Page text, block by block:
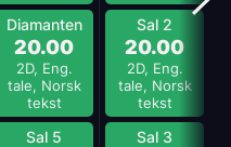
Diamanten
20.00
2D, Eng.
tale, Norsk
tekst
Sal 5
Sal 2
20.00
2D, Eng.
tale, Norsk
tekst
Sal 3